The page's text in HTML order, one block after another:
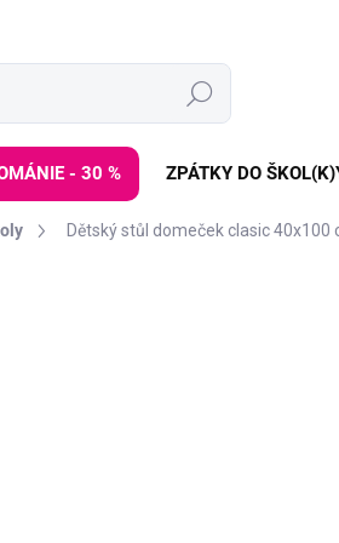
Hledat
- 30 % ZPÁTKY DO
Dětský stůl domeček clasic 40x100